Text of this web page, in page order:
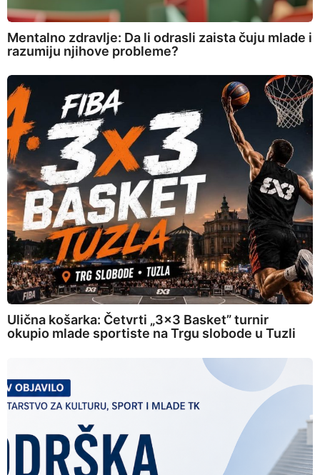
Mentalno zdravlje: Da li odrasli zaista čuju mlade i
razumiju njihove probleme?
Ulična košarka: Četvrti „3×3 Basket” turnir
okupio mlade sportiste na Trgu slobode u Tuzli